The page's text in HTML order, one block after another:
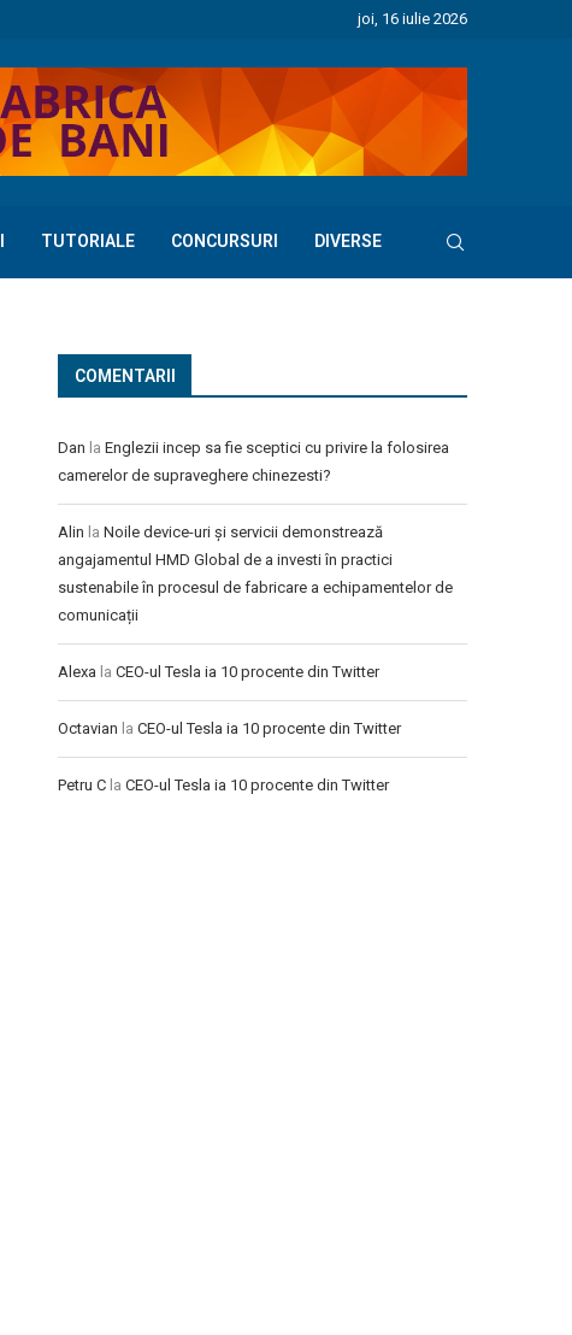
joi, 16 iulie 2026
TUTORIALE CONCURSURI DIVERSE
COMENTARII
Dan la Englezii incep sa fie sceptici cu privire la folosirea
camerelor de supraveghere chinezesti?
Alin la Noile device-uri și servicii demonstrează
angajamentul HMD Global de a investi în practici
sustenabile în procesul de fabricare a echipamentelor de
comunicații
Alexa la CEO-ul Tesla ia 10 procente din Twitter
Octavian la CEO-ul Tesla ia 10 procente din Twitter
Petru C la CEO-ul Tesla ia 10 procente din Twitter